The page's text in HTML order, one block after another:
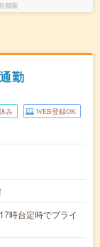
都圏
勤
み WEB登録OK
時台定時でプライ